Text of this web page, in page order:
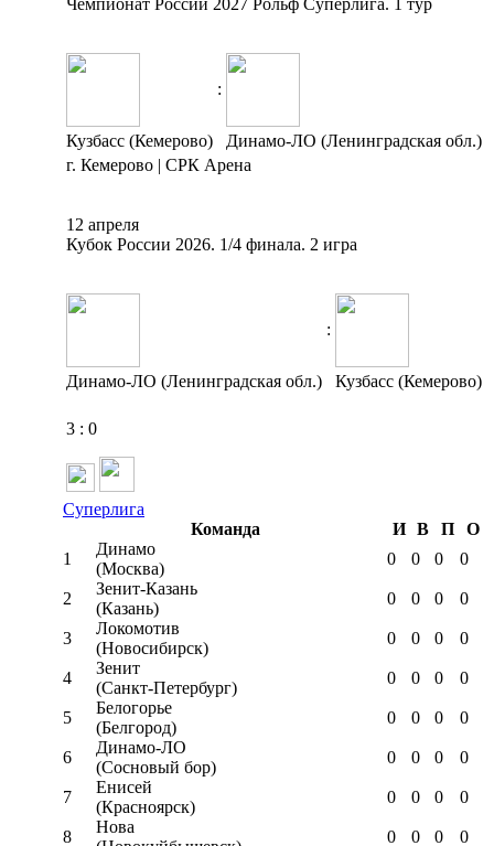
Чемпионат России 2027 Рольф Суперлига. 1 тур
:
Кузбасс (Кемерово)
Динамо-ЛО (Ленинградская обл.)
г. Кемерово | СРК Арена
12 апреля
Кубок России 2026. 1/4 финала. 2 игра
:
Динамо-ЛО (Ленинградская обл.) Кузбасс (Кемерово)
3 : 0
Суперлига
Команда
И В П
О
1
Динамо
(Москва)
0 0 0 0
2
Зенит-Казань
(Казань)
0 0 0 0
3
Локомотив
(Новосибирск)
0 0 0 0
4
Зенит
(Санкт-Петербург)
0 0 0 0
5
Белогорье
(Белгород)
0 0 0 0
6
Динамо-ЛО
(Сосновый бор)
0 0 0 0
7
Енисей
(Красноярск)
0 0 0 0
8
Нова
0 0 0 0